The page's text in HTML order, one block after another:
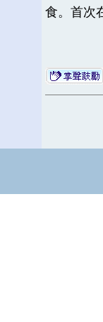
食。首次